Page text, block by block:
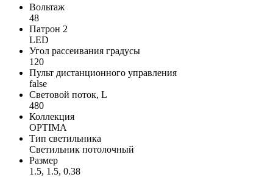
Вольтаж
48
Патрон 2
LED
Угол рассеивания градусы
120
Пульт дистанционного управления
false
Световой поток, L
480
Коллекция
OPTIMA
Тип светильника
Светильник потолочный
Размер
1.5, 1.5, 0.38